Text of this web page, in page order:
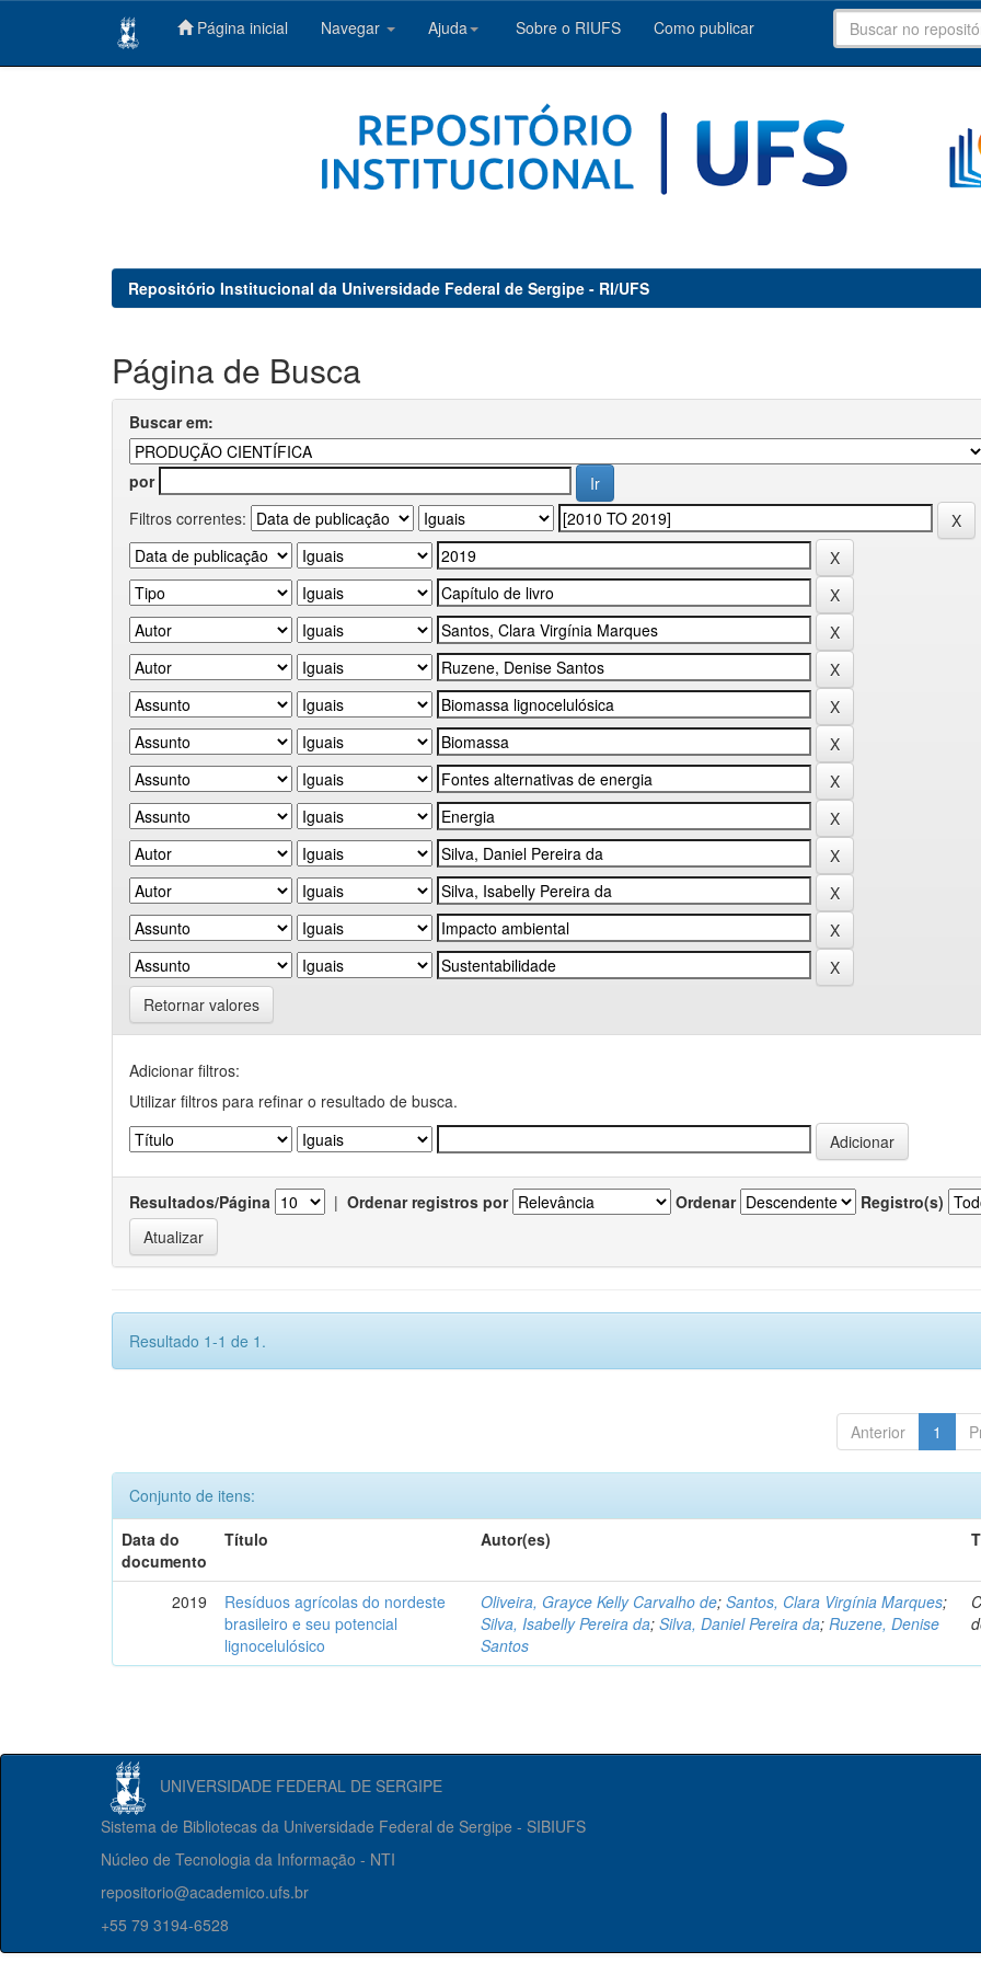
Página inicial Navegar Ajuda Sobre o RIUFS Como publicar
Repositório Institucional da Universidade Federal de Sergipe - RI/UFS
Página de Busca
Buscar em:
por
Filtros correntes:
Retornar valores
Adicionar filtros:
Utilizar filtros para refinar o resultado de busca.
Resultados/Página | Ordenar registros por Ordenar Registro(s)
Resultado 1-1 de 1.
Anterior 1
Conjunto de itens:
Data do
documento
Título Autor(es)
2019
Resíduos agrícolas do nordeste
brasileiro e seu potencial
lignocelulósico
Oliveira, Grayce Kelly Carvalho de;Santos, Clara Virgínia Marques;
Silva, Isabelly Pereira da;Silva, Daniel Pereira da;Ruzene, Denise
Santos
UNIVERSIDADE FEDERAL DE SERGIPE
Sistema de Bibliotecas da Universidade Federal de Sergipe - SIBIUFS
Núcleo de Tecnologia da Informação - NTI
repositorio@academico.ufs.br
+55 79 3194-6528